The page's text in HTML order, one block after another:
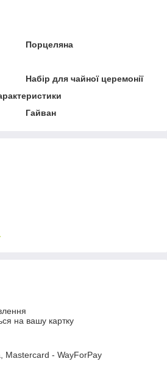
Порцеляна
Набір для чайної церемонії
Гайван
на вашу картку
Mastercard - WayForPay